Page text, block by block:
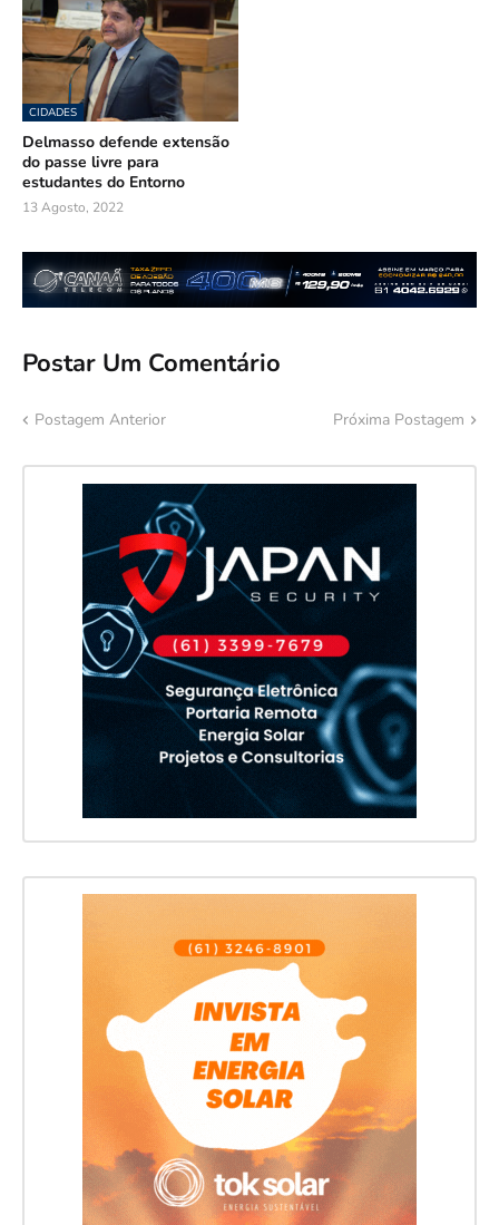
CIDADES
Delmasso defende extensão
do passe livre para
estudantes do Entorno
13 Agosto, 2022
Postar Um Comentário
Postagem Anterior Próxima Postagem